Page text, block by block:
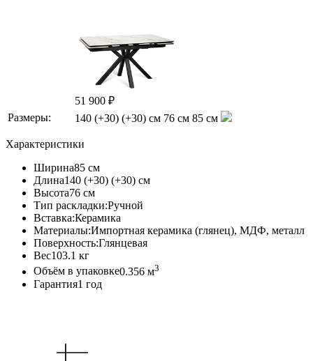
51 900 ₽
Размеры:
140 (+30) (+30) см 76 см 85 см
Характеристики
Ширина85 см
Длина140 (+30) (+30) см
Высота76 см
Тип раскладки:Ручной
Вставка:Керамика
Материалы:Импортная керамика (глянец), МДФ, металл
Поверхность:Глянцевая
Вес103.1 кг
Объём в упаковке0.356 м3
Гарантия1 год